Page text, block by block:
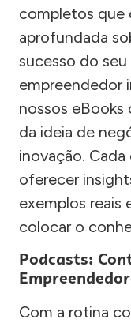
completos que
aprofundada
sucesso do
empreendedor
nossos
da ideia de
inovação.
oferecer
exemplos reais
colocar o
Podcasts:
Com a rotina